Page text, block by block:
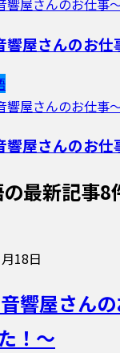
響屋さんのお仕
響屋さんのお仕
の最新記事8
18日
響屋さん
！〜